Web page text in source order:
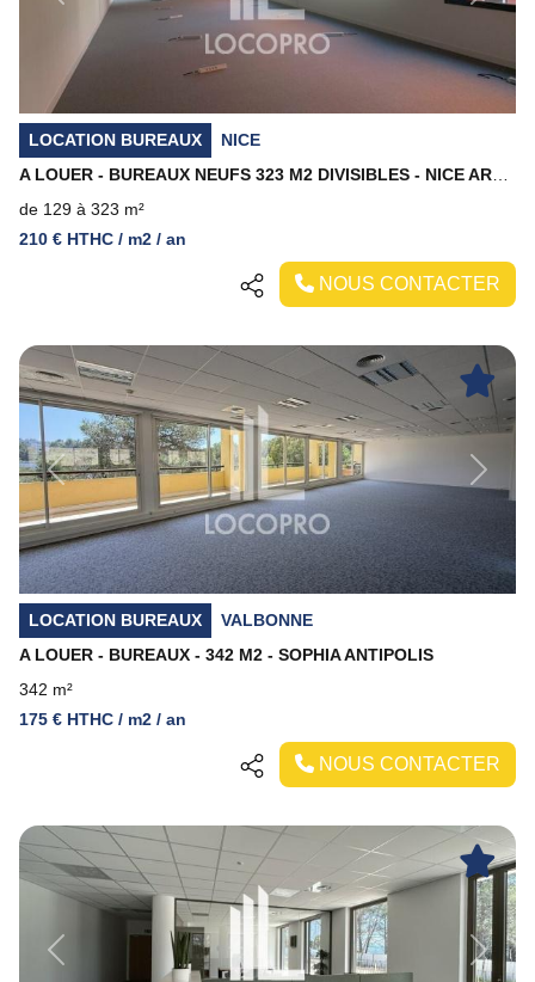
LOCATION BUREAUX
NICE
de 129 à 323 m²
210 € HTHC / m2 / an
NOUS CONTACTER
Previous Next
LOCATION BUREAUX
VALBONNE
A LOUER - BUREAUX - 342 M2 - SOPHIA ANTIPOLIS
342 m²
175 € HTHC / m2 / an
NOUS CONTACTER
Previous Next